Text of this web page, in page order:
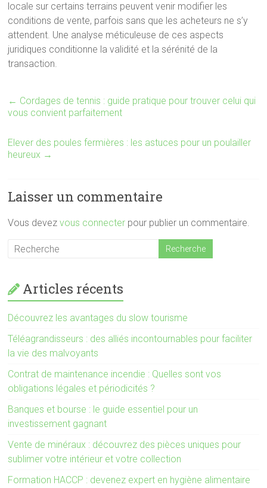
locale sur certains terrains peuvent venir modifier les
conditions de vente, parfois sans que les acheteurs ne s’y
attendent. Une analyse méticuleuse de ces aspects
juridiques conditionne la validité et la sérénité de la
transaction.
← Cordages de tennis : guide pratique pour trouver celui qui
vous convient parfaitement
Elever des poules fermières : les astuces pour un poulailler
heureux →
Laisser un commentaire
Vous devezvous connecter pour publier un commentaire.
Articles récents
Découvrez les avantages du slow tourisme
Téléagrandisseurs : des alliés incontournables pour faciliter
la vie des malvoyants
Contrat de maintenance incendie : Quelles sont vos
obligations légales et périodicités ?
Banques et bourse : le guide essentiel pour un
investissement gagnant
Vente de minéraux : découvrez des pièces uniques pour
sublimer votre intérieur et votre collection
Formation HACCP : devenez expert en hygiène alimentaire